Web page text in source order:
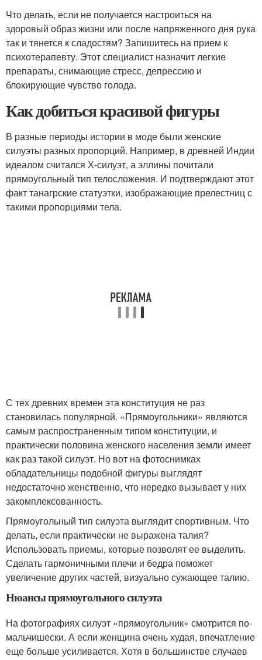
Что делать, если не получается настроиться на
здоровый образ жизни или после напряженного дня рука
так и тянется к сладостям? Запишитесь на прием к
психотерапевту. Этот специалист назначит легкие
препараты, снимающие стресс, депрессию и
блокирующие чувство голода.
Как добиться красивой фигуры
В разные периоды истории в моде были женские
силуэты разных пропорций. Например, в древней Индии
идеалом считался Х-силуэт, а эллины почитали
прямоугольный тип телосложения. И подтверждают этот
факт танагрские статуэтки, изображающие прелестниц с
такими пропорциями тела.
С тех древних времен эта конституция не раз
становилась популярной. «Прямоугольники» являются
самым распространенным типом конституции, и
практически половина женского населения земли имеет
как раз такой силуэт. Но вот на фотоснимках
обладательницы подобной фигуры выглядят
недостаточно женственно, что нередко вызывает у них
закомплексованность.
Прямоугольный тип силуэта выглядит спортивным. Что
делать, если практически не выражена талия?
Использовать приемы, которые позволят ее выделить.
Сделать гармоничными плечи и бедра поможет
увеличение других частей, визуально сужающее талию.
Нюансы прямоугольного силуэта
На фотографиях силуэт «прямоугольник» смотрится по-
мальчишески. А если женщина очень худая, впечатление
еще больше усиливается. Хотя в большинстве случаев